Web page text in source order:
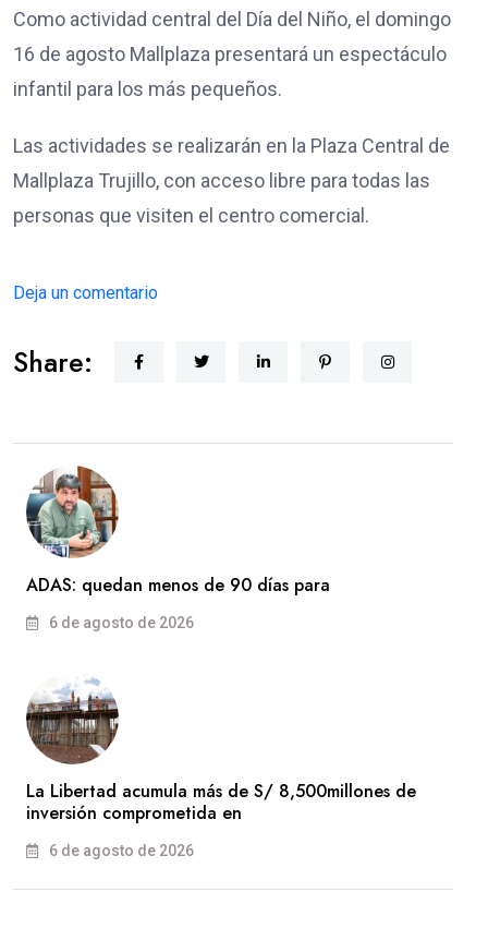
Como actividad central del Día del Niño, el domingo
16 de agosto Mallplaza presentará un espectáculo
infantil para los más pequeños.
Las actividades se realizarán en la Plaza Central de
Mallplaza Trujillo, con acceso libre para todas las
personas que visiten el centro comercial.
Deja un comentario
Share:
ADAS: quedan menos de 90 días para
6 de agosto de 2026
La Libertad acumula más de S/ 8,500millones de
inversión comprometida en
6 de agosto de 2026